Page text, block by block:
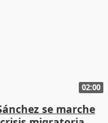
02:00
se marche